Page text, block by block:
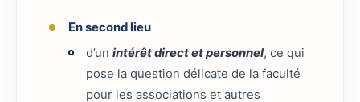
En second lieu
d’unintérêt direct et personnel, ce qui
pose la question délicate de la faculté
pour les associations et autres